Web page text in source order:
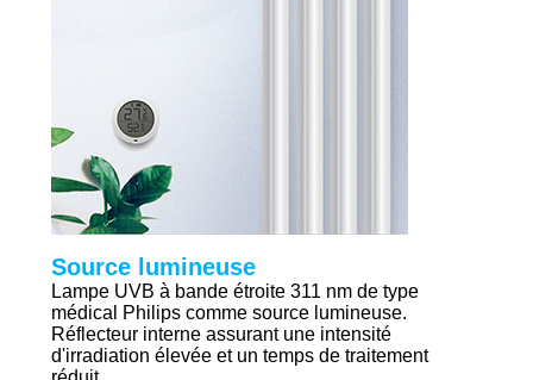
Source lumineuse
Lampe UVB à bande étroite 311 nm de type
médical Philips comme source lumineuse.
Réflecteur interne assurant une intensité
d'irradiation élevée et un temps de traitement